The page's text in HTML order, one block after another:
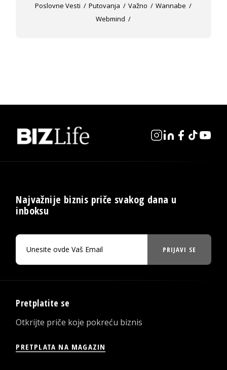
Poslovne Vesti
Putovanja Važno
Wannabe
Webmind
Najvažnije biznis priče svakog dana u
inboksu
PRIJAVI SE
Pretplatite se
Otkrijte priče koje pokreću biznis
PRETPLATA NA MAGAZIN